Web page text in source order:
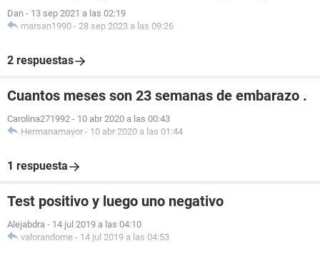
Dan - 13 sep 2021 a las 02:19
marsan1990 - 28 sep 2023 a las 09:26
2 respuestas
Cuantos meses son 23 semanas de embarazo .
Carolina271992 - 10 abr 2020 a las 00:43
Hermanamayor - 10 abr 2020 a las 01:44
1 respuesta
Test positivo y luego uno negativo
Alejabdra - 14 jul 2019 a las 04:10
valorandome - 14 jul 2019 a las 04:53